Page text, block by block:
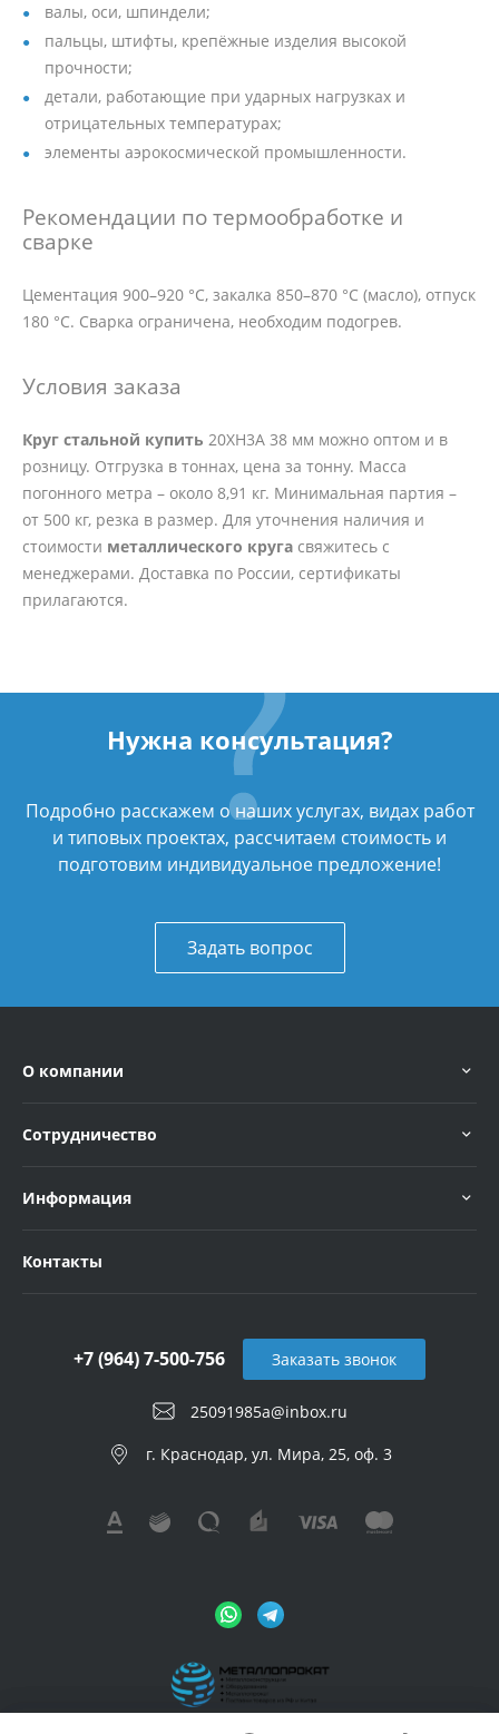
валы, оси, шпиндели;
пальцы, штифты, крепёжные изделия высокой
прочности;
детали, работающие при ударных нагрузках и
отрицательных температурах;
элементы аэрокосмической промышленности.
Рекомендации по термообработке и
сварке
Цементация 900–920 °C, закалка 850–870 °C (масло), отпуск
180 °C. Сварка ограничена, необходим подогрев.
Условия заказа
Круг стальной купить 20ХН3А 38 мм можно оптом и в
розницу. Отгрузка в тоннах, цена за тонну. Масса
погонного метра – около 8,91 кг. Минимальная партия –
от 500 кг, резка в размер. Для уточнения наличия и
стоимости металлического круга свяжитесь с
менеджерами. Доставка по России, сертификаты
прилагаются.
Нужна консультация?
Подробно расскажем о наших услугах, видах работ
и типовых проектах, рассчитаем стоимость и
подготовим индивидуальное предложение!
Задать вопрос
О компании
Сотрудничество
Информация
Контакты
25091985a@inbox.ru
+7 (964) 7-500-756
г. Краснодар, ул. Мира, 25, оф. 3
Заказать звонок